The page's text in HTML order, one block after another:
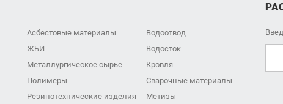
Асбестовые материалы
ЖБИ
Металлургическое сырье
Полимеры
Резинотехнические изделия
Водоотвод
Водосток
Кровля
Сварочные материалы
Метизы